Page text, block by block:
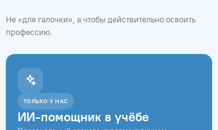
Не «для галочки», а чтобы действительно освоить
профессию.
ТОЛЬКО У НАС
ИИ-помощник в учёбе